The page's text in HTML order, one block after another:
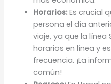
Horarios:Es crucial
persona el día
viaje, ya que la línea
horarios en línea y
frecuencia. ¡La
común!